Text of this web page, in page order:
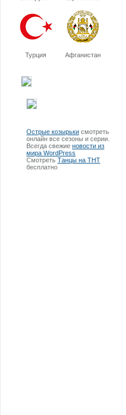
Турция Афганистан
Острые козырьки смотреть
онлайн все сезоны и серии.
Всегда свежие новости из
мира WordPress
Смотреть Танцы на ТНТ
бесплатно